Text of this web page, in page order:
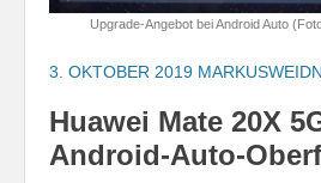
Upgrade-Angebot bei Android Auto
3. OKTOBER 2019
Huawei Mate 20X
Android-Auto-